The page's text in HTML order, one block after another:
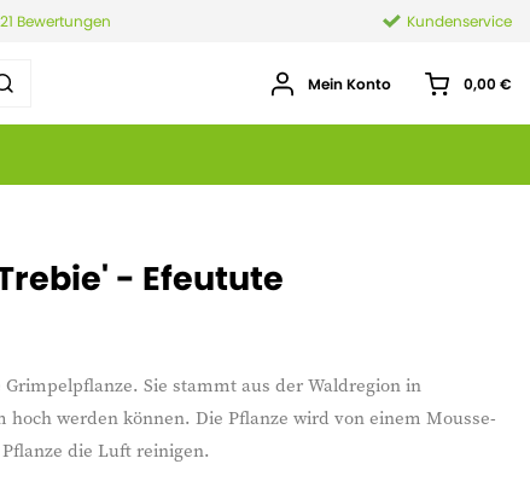
Bewertungen Kundenservice
Mein Konto 0,00 €
- Efeutute
Sie stammt aus der Waldregion in
hoch werden können. Die Pflanze wird von einem Mousse-
die Luft reinigen.